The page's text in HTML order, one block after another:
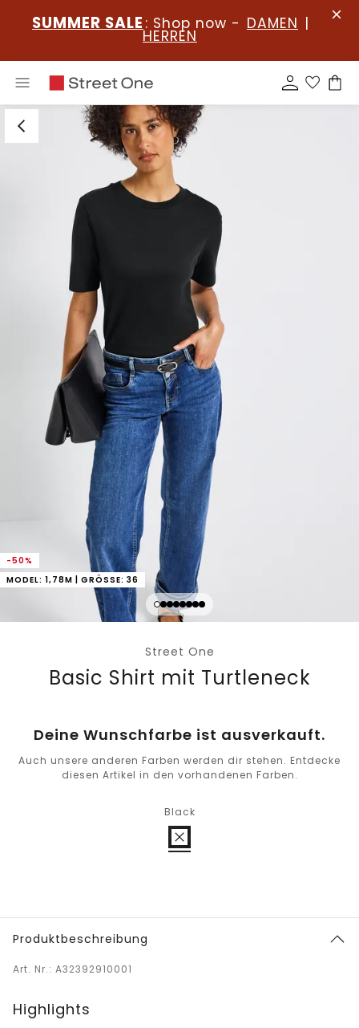
SUMMER SALE : Shop now - DAMEN |
HERREN
-50%
MODEL: 1,78M | GRÖSSE: 36
Street One
Basic Shirt mit Turtleneck
Deine Wunschfarbe ist ausverkauft.
Auch unsere anderen Farben werden dir stehen. Entdecke
diesen Artikel in den vorhandenen Farben.
Black
Produktbeschreibung
Art. Nr.: A32392910001
Highlights